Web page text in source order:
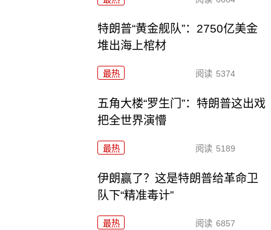
特朗普“黄金舰队”：2750亿美金
堆出海上棺材
最热 阅读 5374
五角大楼“罗生门”：特朗普这出戏
把全世界演懵
最热 阅读 5189
伊朗赢了？这是特朗普给革命卫
队下“精准毒计”
最热 阅读 6857